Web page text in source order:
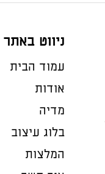
ניווט באתר
עמוד הבית
אודות
מדיה
בלוג עיצוב
המלצות